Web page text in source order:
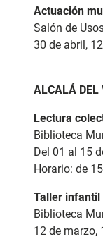
Actuación
Salón de
30 de abril,
ALCALÁ DEL
Lectura
Biblioteca
Del 01 al 15
Horario: de
Taller infantil
Biblioteca
12 de marzo,